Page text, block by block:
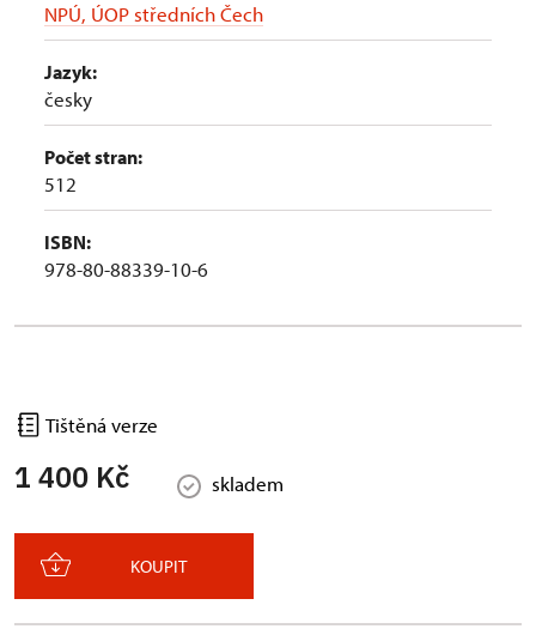
NPÚ, ÚOP středních Čech
Jazyk:
česky
Počet stran:
512
ISBN:
978-80-88339-10-6
Tištěná verze
1 400 Kč skladem
KOUPIT